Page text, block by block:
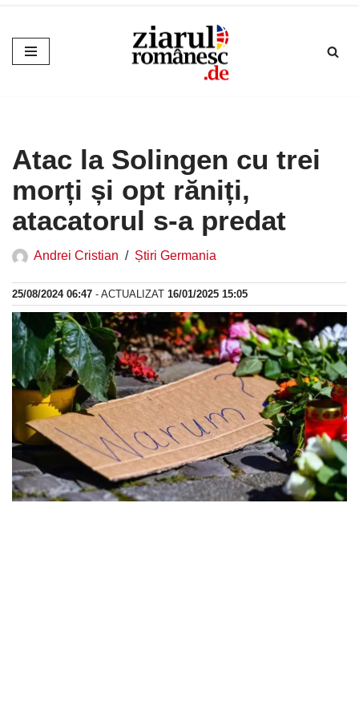
Sari
la
Atac la Solingen cu trei
morți și opt răniți,
atacatorul s-a predat
Andrei Cristian Știri Germania
25/08/2024 06:47 - ACTUALIZAT 16/01/2025 15:05